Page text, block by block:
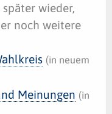
wieder,
noch weitere
(in neuem
Meinungen (in